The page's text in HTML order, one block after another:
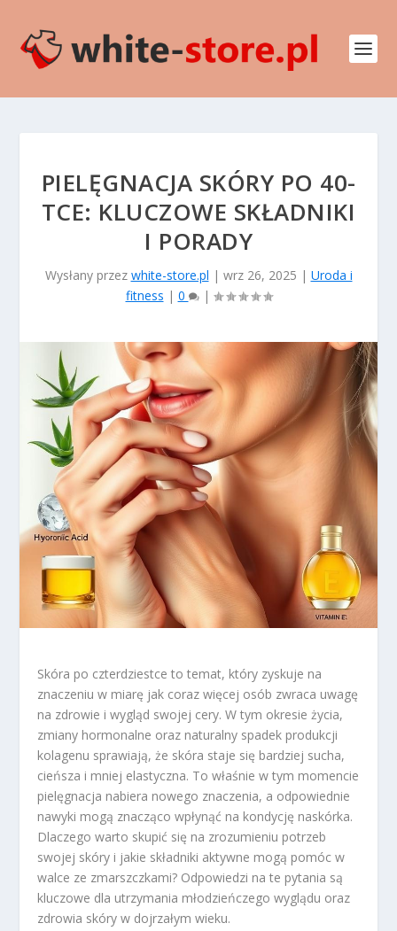
PIELĘGNACJA SKÓRY PO 40-
TCE: KLUCZOWE SKŁADNIKI
I PORADY
Wysłany przez white-store.pl | wrz 26, 2025 | Uroda i
fitness | 0 |
Skóra po czterdziestce to temat, który zyskuje na
znaczeniu w miarę jak coraz więcej osób zwraca uwagę
na zdrowie i wygląd swojej cery. W tym okresie życia,
zmiany hormonalne oraz naturalny spadek produkcji
kolagenu sprawiają, że skóra staje się bardziej sucha,
cieńsza i mniej elastyczna. To właśnie w tym momencie
pielęgnacja nabiera nowego znaczenia, a odpowiednie
nawyki mogą znacząco wpłynąć na kondycję naskórka.
Dlaczego warto skupić się na zrozumieniu potrzeb
swojej skóry i jakie składniki aktywne mogą pomóc w
walce ze zmarszczkami? Odpowiedzi na te pytania są
kluczowe dla utrzymania młodzieńczego wyglądu oraz
zdrowia skóry w dojrzałym wieku.